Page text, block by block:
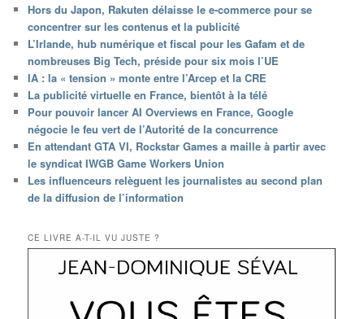
Hors du Japon, Rakuten délaisse le e-commerce pour se
concentrer sur les contenus et la publicité
L’Irlande, hub numérique et fiscal pour les Gafam et de
nombreuses Big Tech, préside pour six mois l’UE
IA : la « tension » monte entre l’Arcep et la CRE
La publicité virtuelle en France, bientôt à la télé
Pour pouvoir lancer AI Overviews en France, Google
négocie le feu vert de l’Autorité de la concurrence
En attendant GTA VI, Rockstar Games a maille à partir avec
le syndicat IWGB Game Workers Union
Les influenceurs relèguent les journalistes au second plan
de la diffusion de l’information
CE LIVRE A-T-IL VU JUSTE ?